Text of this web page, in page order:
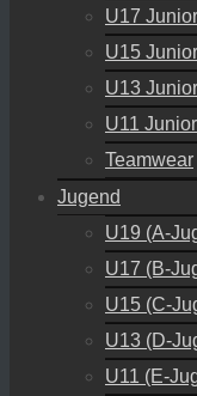
U17
U15
U13
U11
Teamwear
Jugend
U19 (A-
U17 (B-
U15 (C-
U13 (D-
U11 (E-